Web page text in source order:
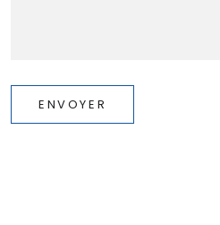
ENVOYER